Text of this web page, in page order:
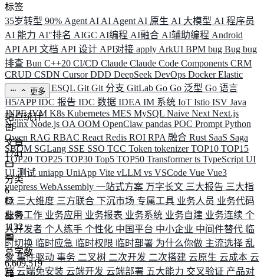
标签
35岁转型 90% Agent AI AI Agent AI 原生 AI 大模型 AI 程序员
AI 能力 AI"排名 AIGC AI编程 AI融合 AI辅助编程 Android
API API 文档 API 设计 API对接 apply ArkUI BPM bug Bug bug
排查 Bun C++20 CI/CD Claude Claude Code Components CRM
CRUD CSDN CursorDDD DeepSeek DevOps DockerElastic
ELK ElysiaESQL Git Git 分支 GitLab Go Go 泛型 Go 语言
H5/APPIDC 报告 IDC 数据 IDEA IM 系统 IoT Istio ISV Java
JNPFJVM K8s Kubernetes MES MySQL Naive Next Next.js
NginxNode.js OA OOM OpenClaw pandas POC Prompt Python
Qwen RAG RBAC React Redis ROI RPA 融合 Rust SaaS Saga
SBOM SGLang SSE SSO TCC Token tokenizerTOP10 TOP15
TOP20 TOP25 TOP30 Top5 TOP50 Transformerts TypeScript UI
UI 测试 uniapp UniApp Vite vLLM vs VSCode Vue Vue3
vuepress WebAssembly 一站式方案 万字长文 三大报告 三大指
标 三大维度 三方联合 下沉市场 专属工具 业务人员 业务代码
业务工作 业务应用 业务报表 业务系统 业务自建 业务连续 个
人开发者 个人练手 个性化 中国平台 中小企业 中间件替代 临
时切换 临时应急 临时权限 临时部署 为什么你做 主流选择 乱
象 事件驱动 事务 二叉树 二次开发 二次搭建 云原生 云成本 云
端 云端免安装 云端开发 云端部署 五大能力 交叉验证 产品对
更多
站点统计
文章
1741
分类
6
标签
1132
总字数
6,609,519